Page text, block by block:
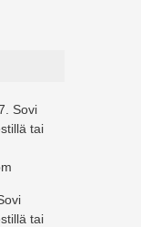
Sovi
tai
tai